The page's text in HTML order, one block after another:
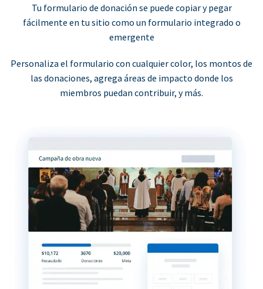
Tu formulario de donación se puede copiar y pegar
fácilmente en tu sitio como un formulario integrado o
emergente
Personaliza el formulario con cualquier color, los montos de
las donaciones, agrega áreas de impacto donde los
miembros puedan contribuir, y más.